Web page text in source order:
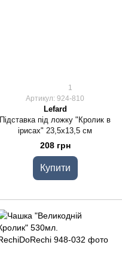
1
Артикул: 924-810
Lefard
Підставка під ложку "Кролик в
ірисах" 23,5х13,5 см
208 грн
Купити